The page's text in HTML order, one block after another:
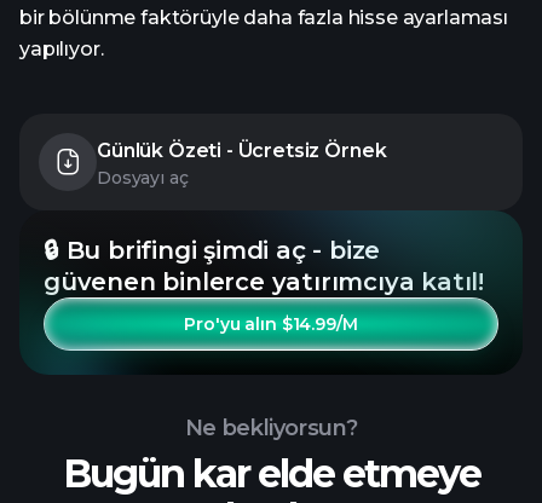
bir bölünme faktörüyle daha fazla hisse ayarlaması
yapılıyor.
Günlük Özeti - Ücretsiz Örnek
Dosyayı aç
🔒 Bu brifingi şimdi aç - bize
güvenen binlerce yatırımcıya katıl!
Pro'yu alın $14.99/M
Ne bekliyorsun?
Bugün kar elde etmeye